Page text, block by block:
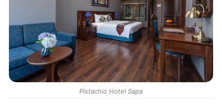
Pistachio Hotel Sapa